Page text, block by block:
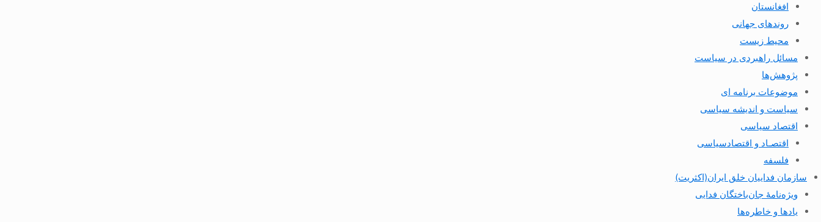
افغانستان
روندهای جهانی
محیط زیست
مسائل راهبردی در سیاست
پژوهش‌ها
موضوعات برنامه ای
سیاست و اندیشه سیاسی
اقتصاد سیاسی
اقتصـاد و اقتصاد‌سیاسی
فلسفه
سازمان فداییان خلق ایران(اکثریت)
ویژه‌نامهٔ جان‌باختگان فدایی
یادها و خاطره‌ها